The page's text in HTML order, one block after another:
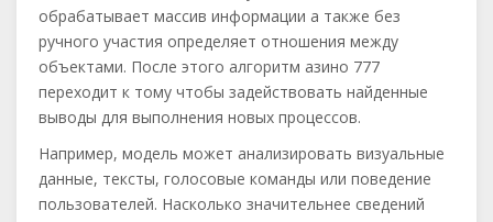
обрабатывает массив информации а также без
ручного участия определяет отношения между
объектами. После этого алгоритм азино 777
переходит к тому чтобы задействовать найденные
выводы для выполнения новых процессов.
Например, модель может анализировать визуальные
данные, тексты, голосовые команды или поведение
пользователей. Насколько значительнее сведений